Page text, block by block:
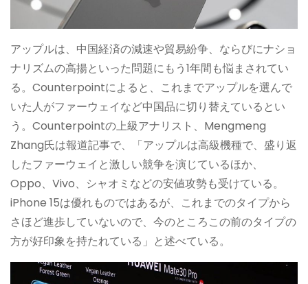
アップルは、中国経済の減速や貿易紛争、ならびにナショ
ナリズムの高揚といった問題にもう1年間も悩まされてい
る。Counterpointによると、これまでアップルを選んで
いた人がファーウェイなど中国品に切り替えているとい
う。Counterpointの上級アナリスト、Mengmeng
Zhang氏は報道記事で、「アップルは高級機種で、盛り返
したファーウェイと激しい競争を演じているほか、
Oppo、Vivo、シャオミなどの安値攻勢も受けている。
iPhone 15は優れものではあるが、これまでのタイプから
さほど進歩していないので、今のところこの前のタイプの
方が好印象を持たれている」と述べている。